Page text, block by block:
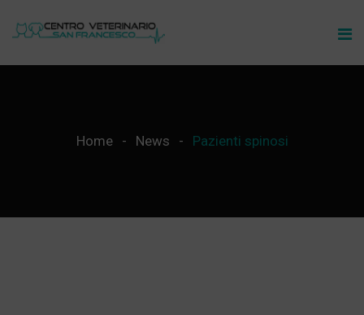
Home News Pazienti spinosi